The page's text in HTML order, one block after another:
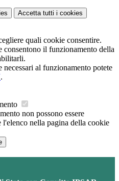
Accetta tutti i cookies
quali cookie consentire.
consentono il funzionamento della
al funzionamento potete
.
non possono essere
nella pagina della cookie